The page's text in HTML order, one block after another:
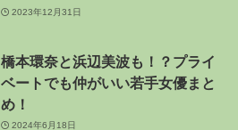
2023年12月31日
橋本環奈と浜辺美波も！？プライ
ベートでも仲がいい若手女優まと
め！
2024年6月18日